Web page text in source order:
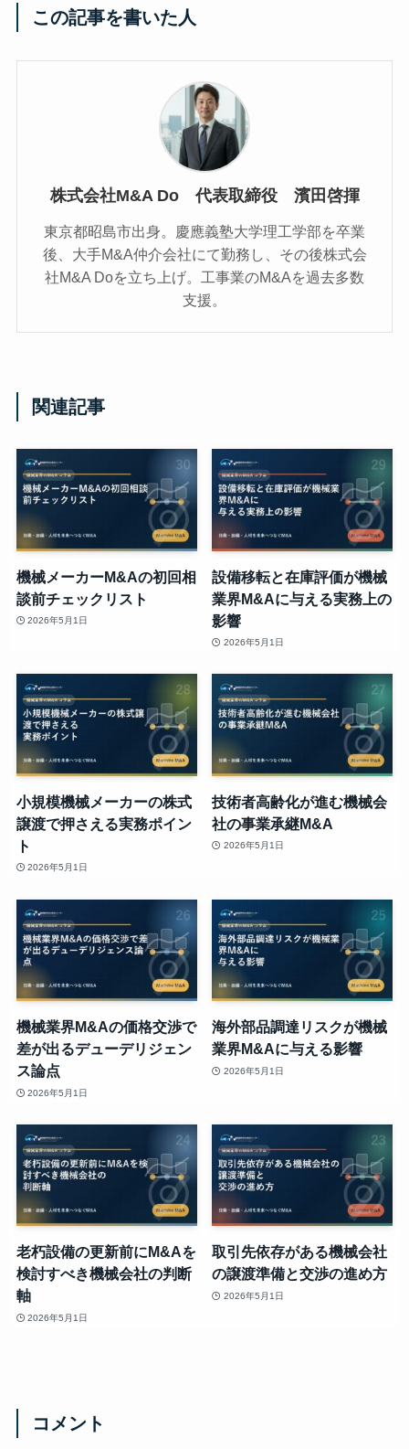
この記事を書いた人
株式会社M&A Do 代表取締役 濱田啓揮
東京都昭島市出身。慶應義塾大学理工学部を卒業
後、大手M&A仲介会社にて勤務し、その後株式会
社M&A Doを立ち上げ。工事業のM&Aを過去多数
支援。
関連記事
機械メーカーM&Aの初回相
談前チェックリスト
2026年5月1日
設備移転と在庫評価が機械
業界M&Aに与える実務上の
影響
2026年5月1日
小規模機械メーカーの株式
譲渡で押さえる実務ポイン
ト
2026年5月1日
技術者高齢化が進む機械会
社の事業承継M&A
2026年5月1日
機械業界M&Aの価格交渉で
差が出るデューデリジェン
ス論点
2026年5月1日
海外部品調達リスクが機械
業界M&Aに与える影響
2026年5月1日
老朽設備の更新前にM&Aを
検討すべき機械会社の判断
軸
2026年5月1日
取引先依存がある機械会社
の譲渡準備と交渉の進め方
2026年5月1日
コメント